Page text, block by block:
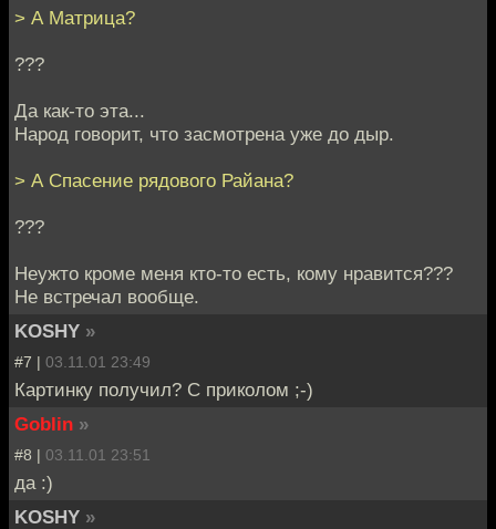
> А Матрица?
???
Да как-то эта...
Народ говорит, что засмотрена уже до дыр.
> А Спасение рядового Райана?
???
Неужто кроме меня кто-то есть, кому нравится???
Не встречал вообще.
KOSHY »
#7 | 03.11.01 23:49
Картинку получил? С приколом ;-)
Goblin »
#8 | 03.11.01 23:51
да :)
KOSHY »